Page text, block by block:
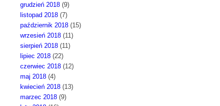
grudzień 2018(9)
listopad 2018(7)
październik 2018(15)
wrzesień 2018(11)
sierpień 2018(11)
lipiec 2018(22)
czerwiec 2018(12)
maj 2018(4)
kwiecień 2018(13)
marzec 2018(9)